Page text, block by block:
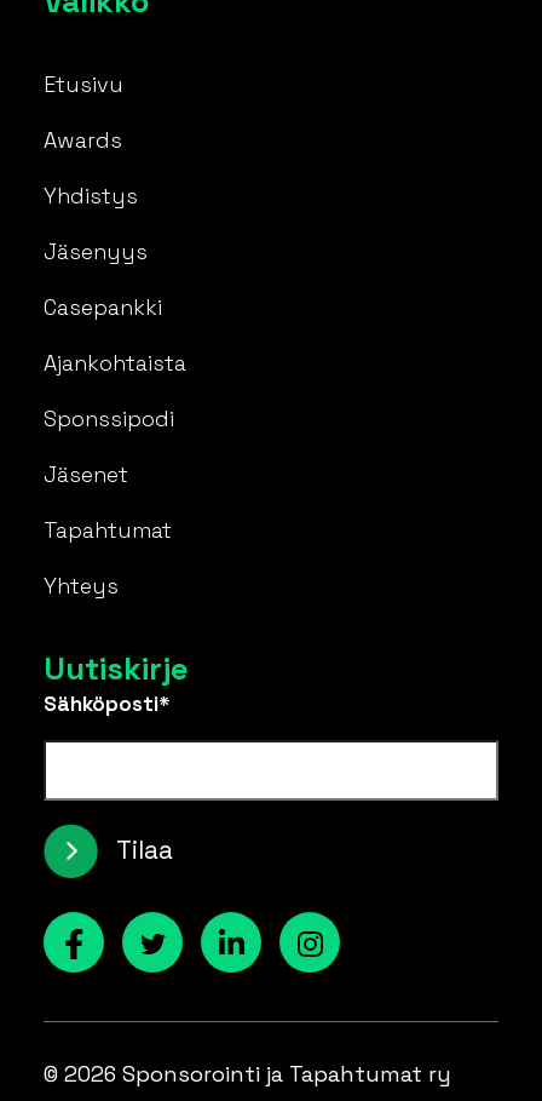
Etusivu
Awards
Yhdistys
Jäsenyys
Casepankki
Ajankohtaista
Sponssipodi
Jäsenet
Tapahtumat
Yhteys
Uutiskirje
Sähköposti*
Tilaa
© 2026 Sponsorointi ja Tapahtumat ry